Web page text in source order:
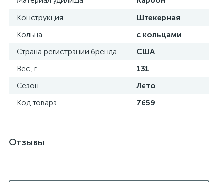
Конструкция
Штекерная
Кольца
с кольцами
Страна регистрации бренда
США
Вес, г
131
Сезон
Лето
Код товара
7659
Отзывы